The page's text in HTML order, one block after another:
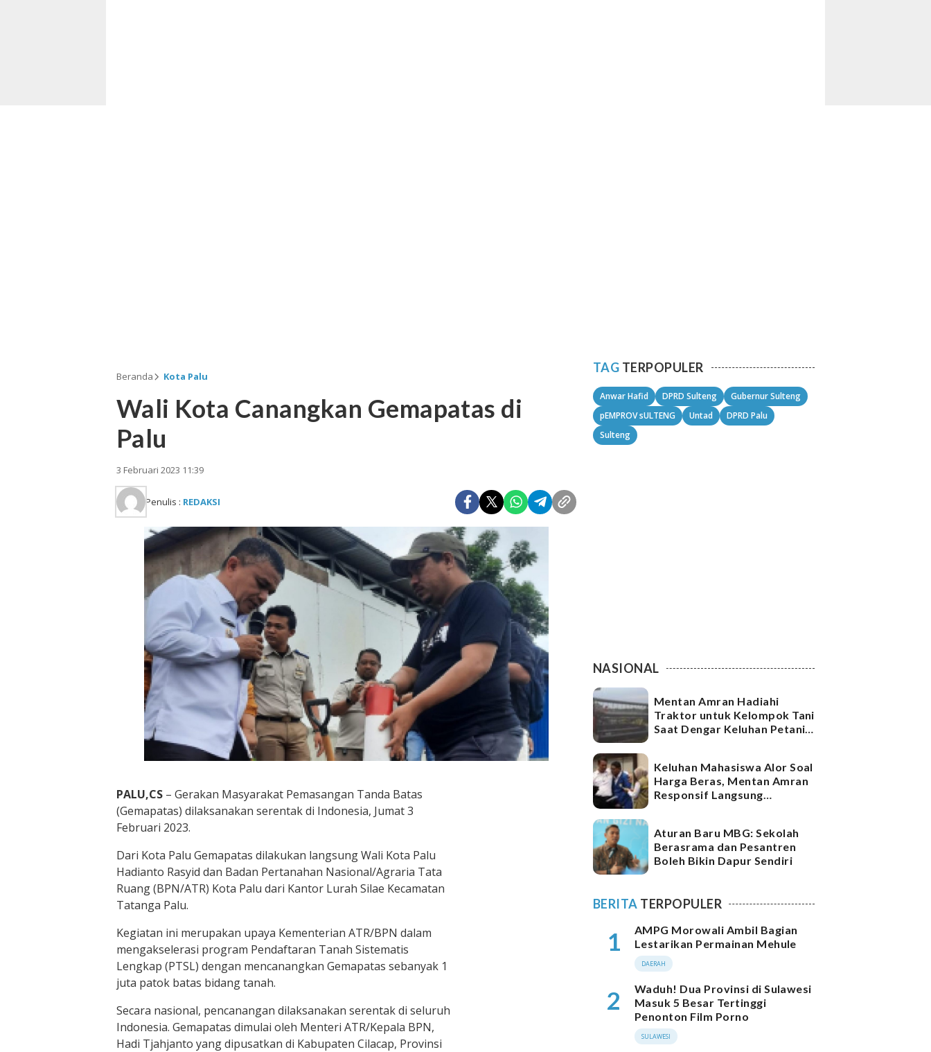
Beranda Kota Palu
Wali Kota Canangkan Gemapatas di
Palu
3 Februari 2023 11:39
Penulis : REDAKSI
PALU,CS – Gerakan Masyarakat Pemasangan Tanda Batas
(Gemapatas) dilaksanakan serentak di Indonesia, Jumat 3
Februari 2023.
Dari Kota Palu Gemapatas dilakukan langsung Wali Kota Palu
Hadianto Rasyid dan Badan Pertanahan Nasional/Agraria Tata
Ruang (BPN/ATR) Kota Palu dari Kantor Lurah Silae Kecamatan
Tatanga Palu.
Kegiatan ini merupakan upaya Kementerian ATR/BPN dalam
mengakselerasi program Pendaftaran Tanah Sistematis
Lengkap (PTSL) dengan mencanangkan Gemapatas sebanyak 1
juta patok batas bidang tanah.
Secara nasional, pencanangan dilaksanakan serentak di seluruh
Indonesia. Gemapatas dimulai oleh Menteri ATR/Kepala BPN,
Hadi Tjahjanto yang dipusatkan di Kabupaten Cilacap, Provinsi
TAG TERPOPULER
Anwar Hafid DPRD Sulteng
Gubernur Sulteng
pEMPROV sULTENG
Untad
DPRD Palu
Sulteng
NASIONAL
Mentan Amran Hadiahi
Traktor untuk Kelompok Tani
Saat Dengar Keluhan Petani
Keluhan Mahasiswa Alor Soal
Harga Beras, Mentan Amran
Responsif Langsung
Aturan Baru MBG: Sekolah
Berasrama dan Pesantren
Boleh Bikin Dapur Sendiri
BERITA TERPOPULER
1
AMPG Morowali Ambil Bagian
Lestarikan Permainan Mehule
DAERAH
2
Waduh! Dua Provinsi di Sulawesi
Masuk 5 Besar Tertinggi
Penonton Film Porno
SULAWESI